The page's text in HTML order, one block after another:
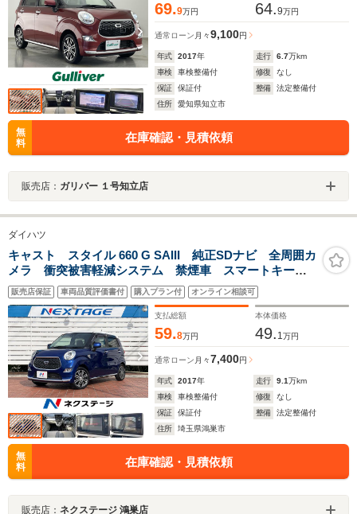
69.9万円 64.9万円
通常ローン 月々9,100円
年式 2017年 走行 6.7万km
車検
車検整備付 修復
なし
保証
保証付 整備
法定整備付
住所
愛知県知立市
無
料
在庫確認・見積依頼
販売店： ガリバー １号知立店
ダイハツ
キャスト スタイル 660 G SAIII 純正SDナビ 全周囲カ
メラ 衝突被害軽減システム 禁煙車 スマートキー
LEDヘッド ETC 純正15インチアルミ オートハイビ
ーム オートライト オートエアコン Bluetooth CD
販売店保証 車両品質評価書付 購入プラン付 オンライン相談可
支払総額
59.8万円
本体価格
49. 1 万円
通常ローン 月々7,400円
年式 2017年 走行 9.1万km
車検
車検整備付 修復
なし
保証
保証付 整備
法定整備付
住所
埼玉県鴻巣市
無
料
在庫確認・見積依頼
販売店： ネクステージ 鴻巣店